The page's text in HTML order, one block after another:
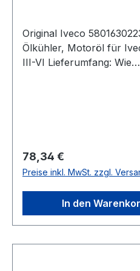
Original Iveco
Ölkühler, Motoröl für
III-VI Lieferumfang: Wie
Sie uns gerne
wir finden Ihnen
Teile anhand der
Fahrgestellnummer.
Regulärer Preis:
78,34 €
Preise inkl. MwSt. zzgl.
In den